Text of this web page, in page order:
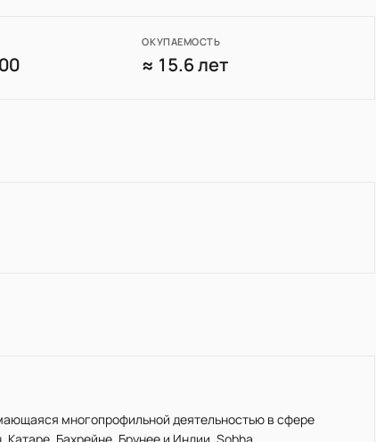
ОКУПАЕМОСТЬ
≈ 15.6 лет
многопрофильной деятельностью в сфере